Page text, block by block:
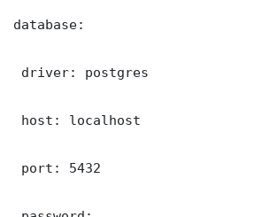
database:
driver: postgres
host: localhost
port: 5432